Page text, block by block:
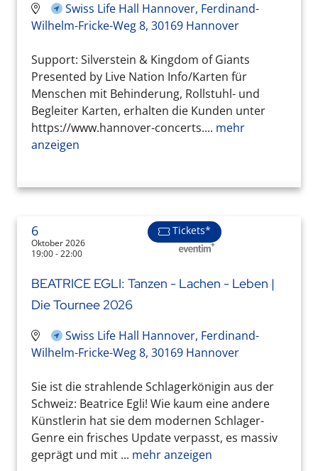
Swiss Life Hall Hannover, Ferdinand-
Wilhelm-Fricke-Weg 8, 30169 Hannover
Support: Silverstein & Kingdom of Giants
Presented by Live Nation Info/Karten für
Menschen mit Behinderung, Rollstuhl- und
Begleiter Karten, erhalten die Kunden unter
https://www.hannover-concerts.... mehr
anzeigen
6
Oktober 2026
19:00 - 22:00
Tickets*
BEATRICE EGLI: Tanzen - Lachen - Leben |
Die Tournee 2026
Swiss Life Hall Hannover, Ferdinand-
Wilhelm-Fricke-Weg 8, 30169 Hannover
Sie ist die strahlende Schlagerkönigin aus der
Schweiz: Beatrice Egli! Wie kaum eine andere
Künstlerin hat sie dem modernen Schlager-
Genre ein frisches Update verpasst, es massiv
geprägt und mit ... mehr anzeigen